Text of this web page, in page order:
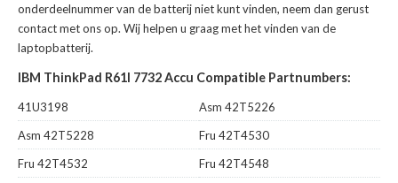
onderdeelnummer van de batterij niet kunt vinden, neem dan gerust
contact met ons op. Wij helpen u graag met het vinden van de
laptopbatterij.
IBM ThinkPad R61I 7732 Accu Compatible Partnumbers:
41U3198
Asm 42T5226
Asm 42T5228
Fru 42T4530
Fru 42T4532
Fru 42T4548